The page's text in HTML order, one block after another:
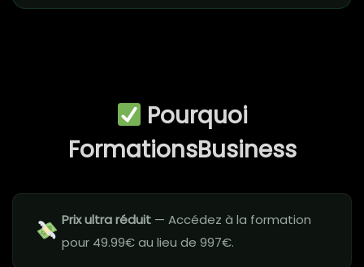
Pourquoi
FormationsBusiness
Prix ultra réduit — Accédez à la formation
pour 49.99€ au lieu de 997€.